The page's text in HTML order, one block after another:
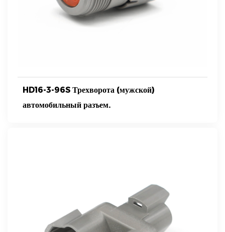
HD16-3-96S Трехворота (мужской)
автомобильный разъем.